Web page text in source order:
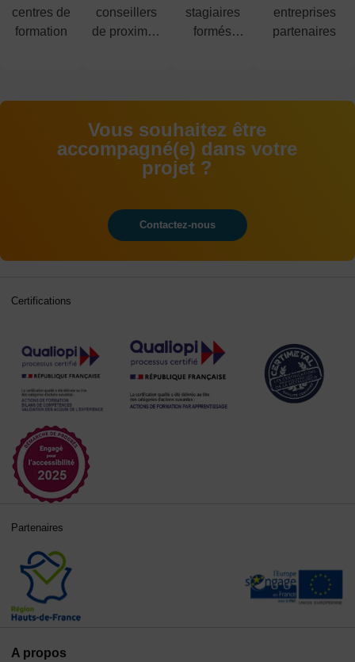
centres de
formation
conseillers
de proximité
stagiaires
formés
entreprises
partenaires
Vous souhaitez être
accompagné(e) dans votre
projet ?
Contactez-nous
A propos
Certifications
Partenaires